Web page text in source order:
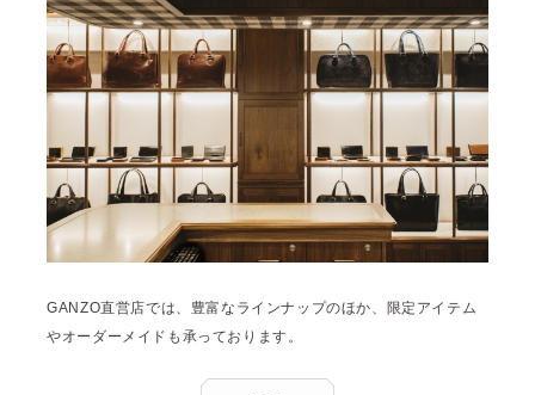
GANZO直営店では、豊富なラインナップのほか、限定アイテム
やオーダーメイドも承っております。